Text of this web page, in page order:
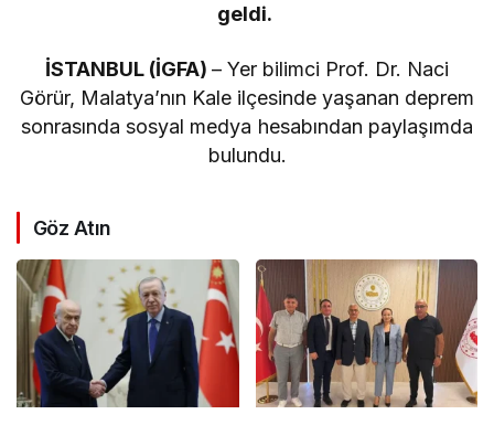
geldi.
İSTANBUL (İGFA) – Yer bilimci Prof. Dr. Naci
Görür, Malatya’nın Kale ilçesinde yaşanan deprem
sonrasında sosyal medya hesabından paylaşımda
bulundu.
Göz Atın